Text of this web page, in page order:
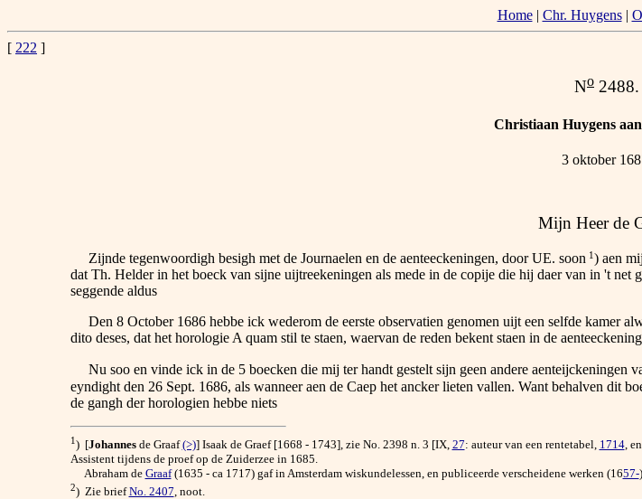
Home| Chr. Huygens|
[ 222 ]
No 2488.
Christiaan Huygens
3 oktober
Mijn Heer de
Zijnde tegenwoordigh besigh met de Journaelen en de aenteeckeningen, door UE. soon 1) aen
dat Th. Helder in het boeck van sijne uijtreekeningen als mede in de copije die hij daer van in 't net
seggende aldus
Den 8 October 1686 hebbe ick wederom de eerste observatien genomen uijt een selfde kamer
dito deses, dat het horologie A quam stil te staen, waervan de reden bekent staen in de
Nu soo en vinde ick in de 5 boecken die mij ter handt gestelt sijn geen andere aenteijckeningen
eyndight den 26 Sept. 1686, als wanneer aen de Caep het ancker lieten vallen. Want behalven dit
de gangh der horologien hebbe niets
1) [Johannesde Graaf(>)] Isaak de Graef [1668 - 1743], zie No. 2398 n. 3 [IX, 27: auteur van een rentetabel, 1714,
Assistent tijdens de proef op de Zuiderzee in 1685.
Abraham de Graaf(1635 - ca 1717) gaf in Amsterdam wiskundelessen, en publiceerde verscheidene werken (1657-)
2) Zie briefNo. 2407 , noot.